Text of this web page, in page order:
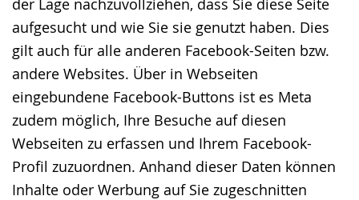
der Lage nachzuvollziehen, dass Sie diese Seite
aufgesucht und wie Sie sie genutzt haben. Dies
gilt auch für alle anderen Facebook-Seiten bzw.
andere Websites. Über in Webseiten
eingebundene Facebook-Buttons ist es Meta
zudem möglich, Ihre Besuche auf diesen
Webseiten zu erfassen und Ihrem Facebook-
Profil zuzuordnen. Anhand dieser Daten können
Inhalte oder Werbung auf Sie zugeschnitten